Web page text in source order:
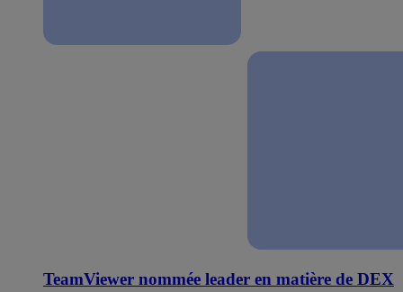
TeamViewer nommée leader en matière de DEX